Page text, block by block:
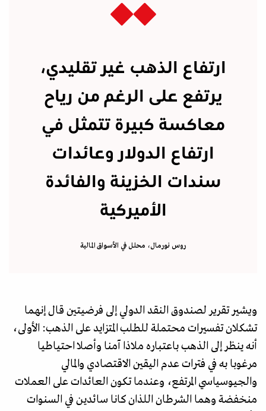
ارتفاع الذهب غير تقليدي،
يرتفع على الرغم من رياح
معاكسة كبيرة تتمثل في
ارتفاع الدولار وعائدات
سندات الخزينة والفائدة
الأميركية
روس نورمال، محلل في الأسواق المالية
ويشير تقرير لصندوق النقد الدولي إلى فرضيتين قال إنهما
تشكلان تفسيرات محتملة للطلب المتزايد على الذهب: الأولى،
أنه ينظر إلى الذهب باعتباره ملاذا آمنا وأصلا احتياطيا
مرغوبا به في فترات عدم اليقين الاقتصادي والمالي
والجيوسياسي المرتفع، وعندما تكون العائدات على العملات
منخفضة وهما الشرطان اللذان كانا سائدين في السنوات